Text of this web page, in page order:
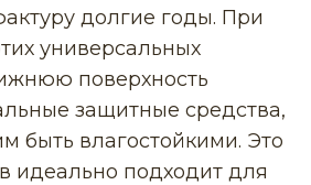
долгие годы. При
универсальных
поверхность
защитные средства,
быть влагостойкими. Это
идеально подходит для